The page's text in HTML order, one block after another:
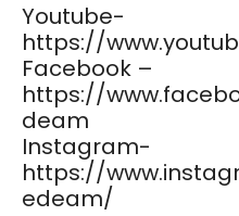
Youtube-
https://
Facebook –
https://
deam
Instagram-
https://
edeam/